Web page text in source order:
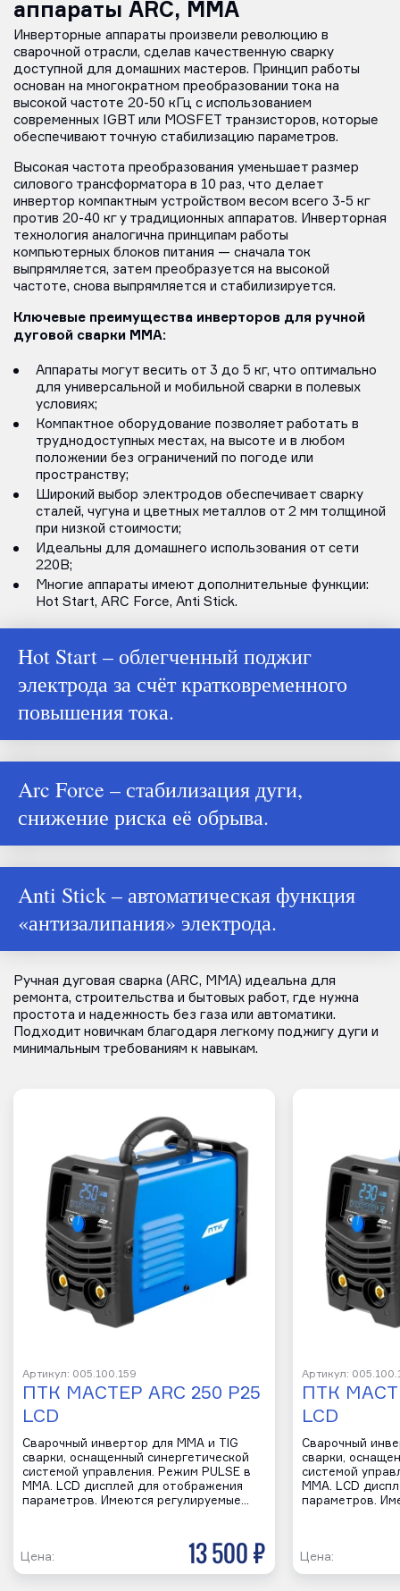
аппараты ARC, MMA
Инверторные аппараты произвели революцию в
сварочной отрасли, сделав качественную сварку
доступной для домашних мастеров. Принцип работы
основан на многократном преобразовании тока на
высокой частоте 20-50 кГц с использованием
современных IGBT или MOSFET транзисторов, которые
обеспечивают точную стабилизацию параметров.
Высокая частота преобразования уменьшает размер
силового трансформатора в 10 раз, что делает
инвертор компактным устройством весом всего 3-5 кг
против 20-40 кг у традиционных аппаратов. Инверторная
технология аналогична принципам работы
компьютерных блоков питания — сначала ток
выпрямляется, затем преобразуется на высокой
частоте, снова выпрямляется и стабилизируется.
Ключевые преимущества инверторов для ручной
дуговой сварки MMA:
Аппараты могут весить от 3 до 5 кг, что оптимально
для универсальной и мобильной сварки в полевых
условиях;
Компактное оборудование позволяет работать в
труднодоступных местах, на высоте и в любом
положении без ограничений по погоде или
пространству;
Широкий выбор электродов обеспечивает сварку
сталей, чугуна и цветных металлов от 2 мм толщиной
при низкой стоимости;
Идеальны для домашнего использования от сети
220В;
Многие аппараты имеют дополнительные функции:
Hot Start, ARC Force, Anti Stick.
Hot Start – облегченный поджиг
электрода за счёт кратковременного
повышения тока.
Arc Force – стабилизация дуги,
снижение риска её обрыва.
Anti Stick – автоматическая функция
«антизалипания» электрода.
Ручная дуговая сварка (ARC, MMA) идеальна для
ремонта, строительства и бытовых работ, где нужна
простота и надежность без газа или автоматики.
Подходит новичкам благодаря легкому поджигу дуги и
минимальным требованиям к навыкам.
Артикул: 005.100.159
ПТК МАСТЕР ARC 250 P25
LCD
Сварочный инвертор для MMA и TIG
сварки, оснащенный синергетической
системой управления. Режим PULSE в
MMA. LCD дисплей для отображения
параметров. Имеются регулируемые…
Цена: 13 500 р
Артикул:
ПТК
LCD
Сварочный
сварки,
системой
MMA. LCD
параметров.
Цена: